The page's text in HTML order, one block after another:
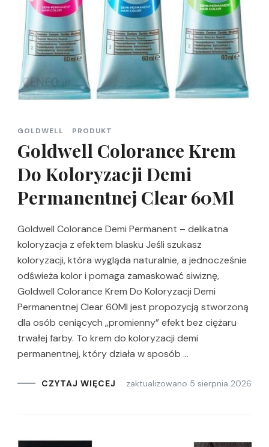
GOLDWELL PRODUKT
Goldwell Colorance Krem
Do Koloryzacji Demi
Permanentnej Clear 60Ml
Goldwell Colorance Demi Permanent – delikatna
koloryzacja z efektem blasku Jeśli szukasz
koloryzacji, która wygląda naturalnie, a jednocześnie
odświeża kolor i pomaga zamaskować siwiznę,
Goldwell Colorance Krem Do Koloryzacji Demi
Permanentnej Clear 60Ml jest propozycją stworzoną
dla osób ceniących „promienny” efekt bez ciężaru
trwałej farby. To krem do koloryzacji demi
permanentnej, który działa w sposób …
CZYTAJ WIĘCEJ zaktualizowano 5 sierpnia 2026